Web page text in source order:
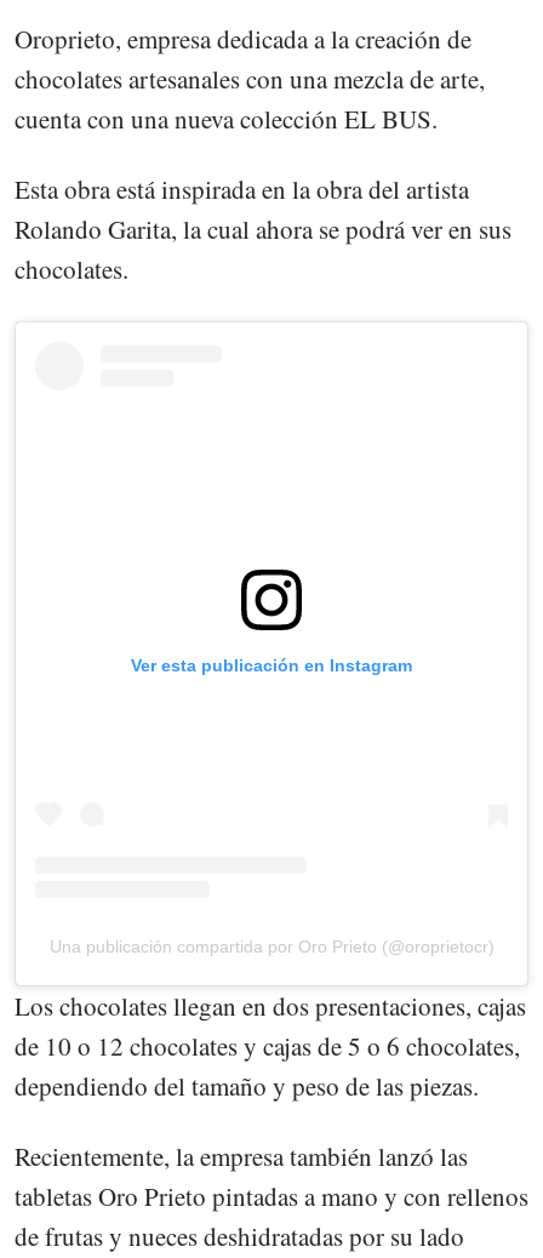
Oroprieto, empresa dedicada a la creación de
chocolates artesanales con una mezcla de arte,
cuenta con una nueva colección EL BUS.
Esta obra está inspirada en la obra del artista
Rolando Garita, la cual ahora se podrá ver en sus
chocolates.
Ver esta publicación en Instagram
Una publicación compartida por Oro Prieto (@oroprietocr)
Los chocolates llegan en dos presentaciones, cajas
de 10 o 12 chocolates y cajas de 5 o 6 chocolates,
dependiendo del tamaño y peso de las piezas.
Recientemente, la empresa también lanzó las
tabletas Oro Prieto pintadas a mano y con rellenos
de frutas y nueces deshidratadas por su lado